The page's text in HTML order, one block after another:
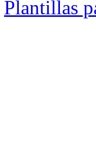
Plantillas